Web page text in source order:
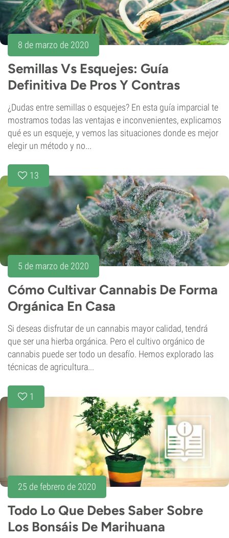
8 de marzo de 2020
Semillas Vs Esquejes: Guía
Definitiva De Pros Y Contras
¿Dudas entre semillas o esquejes? En esta guía imparcial te
mostramos todas las ventajas e inconvenientes, explicamos
qué es un esqueje, y vemos las situaciones donde es mejor
elegir un método y no...
13
5 de marzo de 2020
Cómo Cultivar Cannabis De Forma
Orgánica En Casa
Si deseas disfrutar de un cannabis mayor calidad, tendrá
que ser una hierba orgánica. Pero el cultivo orgánico de
cannabis puede ser todo un desafío. Hemos explorado las
técnicas de agricultura...
1
25 de febrero de 2020
Todo Lo Que Debes Saber Sobre
Los Bonsáis De Marihuana